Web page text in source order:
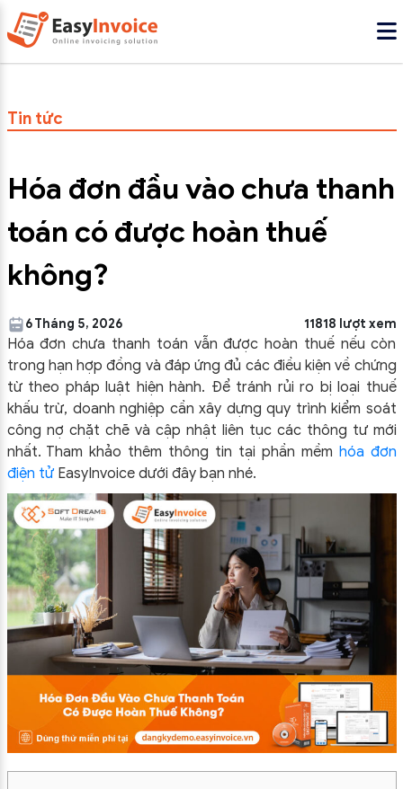
Tin tức
Hóa đơn đầu vào chưa thanh
toán có được hoàn thuế
không?
6 Tháng 5, 2026 11818 lượt xem
Hóa đơn chưa thanh toán vẫn được hoàn thuế nếu còn
trong hạn hợp đồng và đáp ứng đủ các điều kiện về chứng
từ theo pháp luật hiện hành. Để tránh rủi ro bị loại thuế
khấu trừ, doanh nghiệp cần xây dựng quy trình kiểm soát
công nợ chặt chẽ và cập nhật liên tục các thông tư mới
nhất. Tham khảo thêm thông tin tại phần mềm hóa đơn
điện tửEasyInvoice dưới đây bạn nhé.